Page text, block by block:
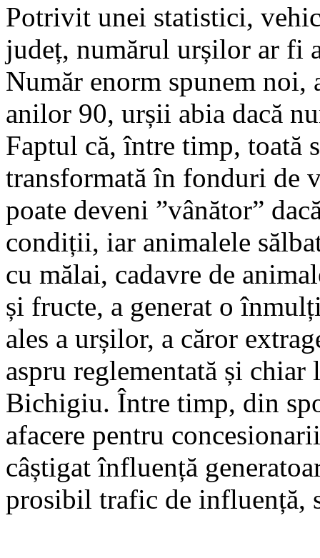
Potrivit unei statistici,
județ, numărul urșilor ar fi
Număr enorm spunem noi,
anilor 90, urșii abia dacă
Faptul că, între timp, toată
transformată în fonduri de
poate deveni ”vânător”
condiții, iar animalele
cu mălai, cadavre de
și fructe, a generat o
ales a urșilor, a căror
aspru reglementată și
Bichigiu. Între timp, din
afacere pentru
câștigat înfluență
prosibil trafic de influență,